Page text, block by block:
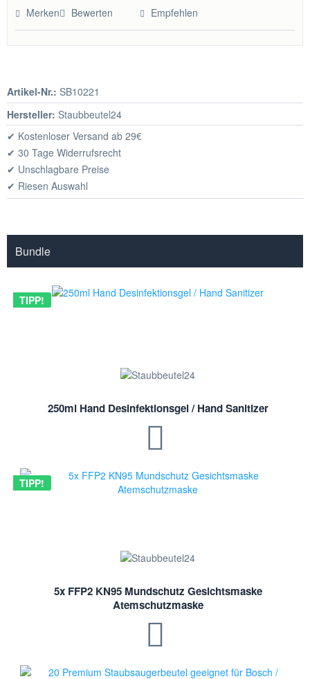
Merken Bewerten Empfehlen
Artikel-Nr.: SB10221
Hersteller: Staubbeutel24
✔ Kostenloser Versand ab 29€
✔ 30 Tage Widerrufsrecht
✔ Unschlagbare Preise
✔ Riesen Auswahl
Bundle
TIPP!
250ml Hand Desinfektionsgel / Hand Sanitizer
TIPP!
5x FFP2 KN95 Mundschutz Gesichtsmaske
Atemschutzmaske